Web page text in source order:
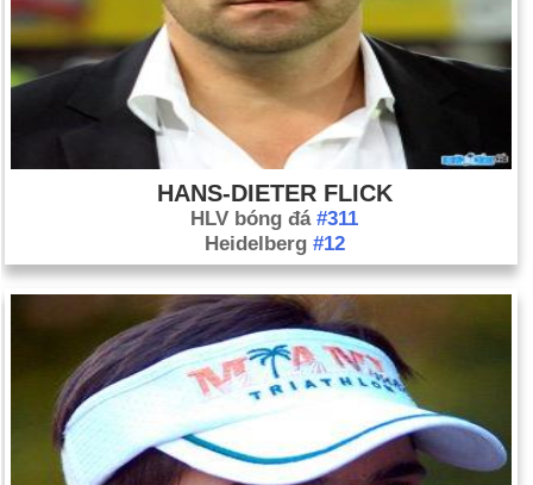
HANS-DIETER FLICK
HLV bóng đá #311
Heidelberg #12